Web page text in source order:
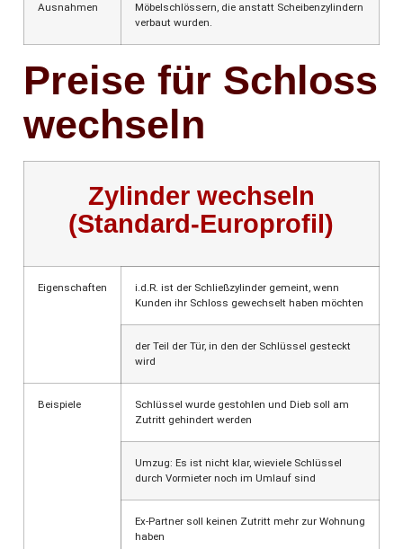
Ausnahmen
Möbelschlössern, die anstatt Scheibenzylindern
verbaut wurden.
Preise für Schloss
wechseln
Zylinder wechseln
(Standard-Europrofil)
Eigenschaften
i.d.R. ist der Schließzylinder gemeint, wenn
Kunden ihr Schloss gewechselt haben möchten
der Teil der Tür, in den der Schlüssel gesteckt
wird
Beispiele
Schlüssel wurde gestohlen und Dieb soll am
Zutritt gehindert werden
Umzug: Es ist nicht klar, wieviele Schlüssel
durch Vormieter noch im Umlauf sind
Ex-Partner soll keinen Zutritt mehr zur Wohnung
haben